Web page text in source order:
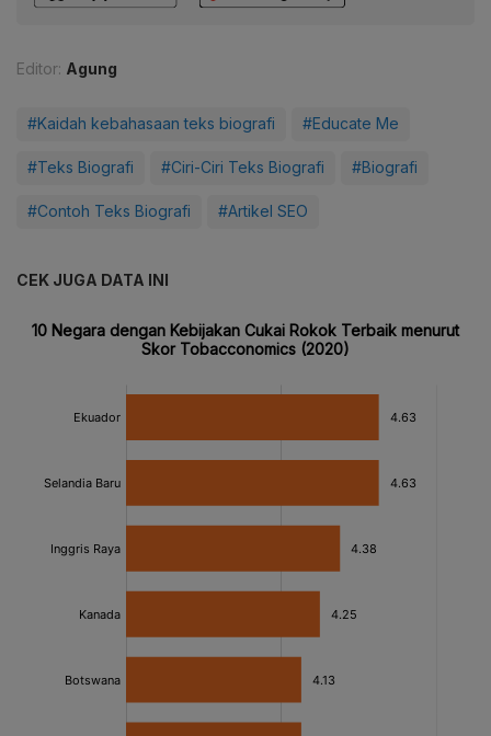
Editor: Agung
#Kaidah kebahasaan teks biografi #Educate Me
#Teks Biografi #Ciri-Ciri Teks Biografi #Biografi
#Contoh Teks Biografi #Artikel SEO
CEK JUGA DATA INI